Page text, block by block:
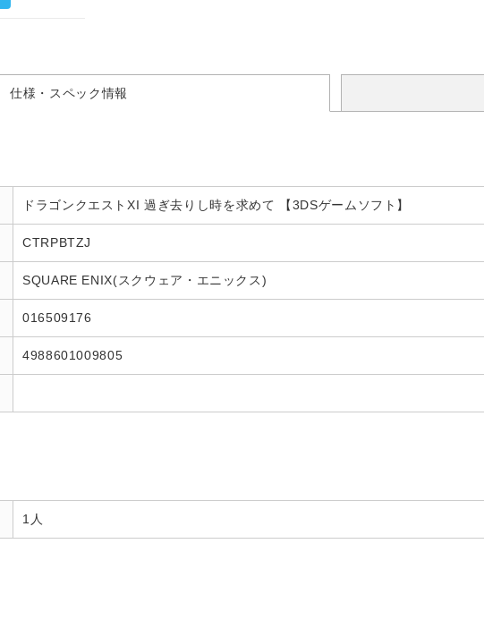
仕様・スペック情報
ドラゴンクエストXI 過ぎ去りし時を求めて 【3DSゲームソフト】
CTRPBTZJ
SQUARE ENIX(スクウェア・エニックス)
016509176
4988601009805
1人